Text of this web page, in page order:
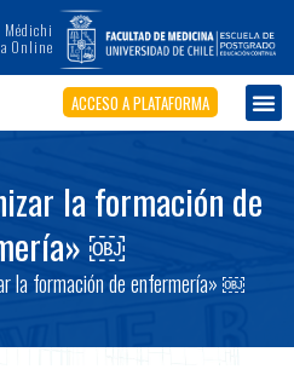
Médichi
Online
ACCESO A PLATAFORMA
la formación de
￼
la formación de enfermería» ￼